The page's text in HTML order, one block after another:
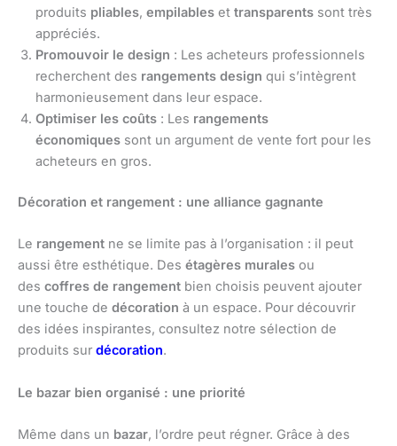
produits pliables, empilables et transparents sont très
appréciés.
Promouvoir le design : Les acheteurs professionnels
recherchent des rangements design qui s’intègrent
harmonieusement dans leur espace.
Optimiser les coûts : Les rangements
économiques sont un argument de vente fort pour les
acheteurs en gros.
Décoration et rangement : une alliance gagnante
Le rangement ne se limite pas à l’organisation : il peut
aussi être esthétique. Des étagères murales ou
des coffres de rangement bien choisis peuvent ajouter
une touche de décoration à un espace. Pour découvrir
des idées inspirantes, consultez notre sélection de
produits sur décoration.
Le bazar bien organisé : une priorité
Même dans un bazar, l’ordre peut régner. Grâce à des